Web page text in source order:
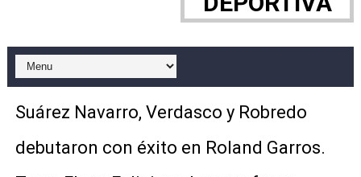
WWE NXT - Myles Borne y Tavion Heights ponen fin
Canadian Football League 2026 - Week 10
EFA y AFLE 2026 - Regular season
Suárez Navarro, Verdasco y Robredo
debutaron con éxito en Roland Garros.